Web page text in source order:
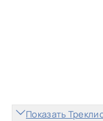
Показать